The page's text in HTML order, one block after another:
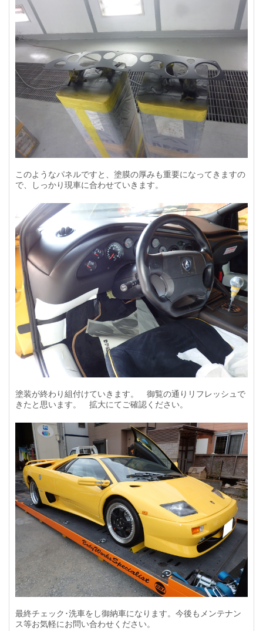
このようなパネルですと、塗膜の厚みも重要になってきますの
で、しっかり現車に合わせていきます。
塗装が終わり組付けていきます。 御覧の通りリフレッシュで
きたと思います。 拡大にてご確認ください。
最終チェック･洗車をし御納車になります。今後もメンテナン
ス等お気軽にお問い合わせください。